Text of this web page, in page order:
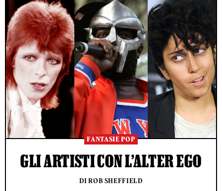
FANTASIE POP
GLI ARTISTI CON L’ALTER EGO
DI ROB SHEFFIELD